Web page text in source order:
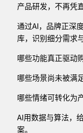
产品研发，不再凭
通过AI，品牌正深
库，识别细分需求
哪些功能真正驱动
哪些场景尚未被满
哪些情绪可转化为
AI用数据与算法，
案。